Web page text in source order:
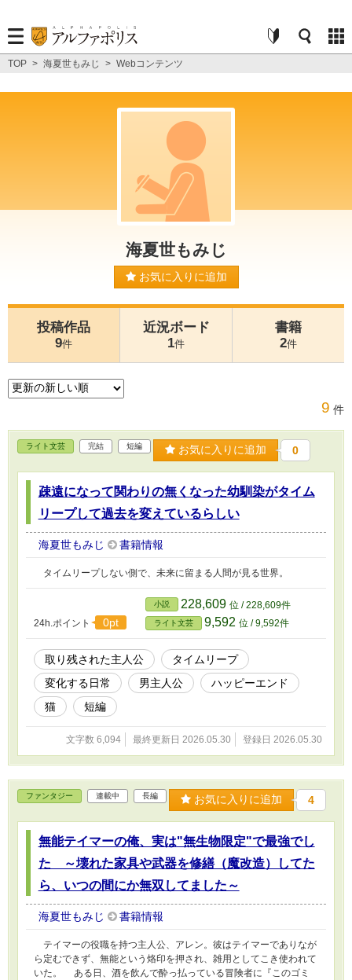
TOP > 海夏世もみじ > Webコンテンツ
海夏世もみじ
お気に入りに追加
投稿作品
9件
近況ボード
1件
書籍
2件
9 件
ライト文芸 完結 短編 お気に入りに追加 0
疎遠になって関わりの無くなった幼馴染がタイム
リープして過去を変えているらしい
海夏世もみじ 書籍情報
タイムリープしない側で、未来に留まる人間が見る世界。
24h.ポイント 0pt
小説 228,609 位 / 228,609件
ライト文芸 9,592 位 / 9,592件
取り残された主人公
タイムリープ
変化する日常
男主人公
ハッピーエンド
猫
短編
文字数 6,094 最終更新日 2026.05.30 登録日 2026.05.30
ファンタジー 連載中 長編 お気に入りに追加 4
無能テイマーの俺、実は"無生物限定"で最強でし
た ～壊れた家具や武器を修繕（魔改造）してた
ら、いつの間にか無双してました～
海夏世もみじ 書籍情報
テイマーの役職を持つ主人公、アレン。彼はテイマーでありなが
ら定むできず、無能という烙印を押され、雑用としてこき使われて
いた。 ある日、酒を飲んで酔っ払っている冒険者に『このゴミ